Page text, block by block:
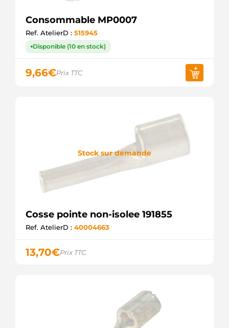
Consommable MP0007
Ref. AtelierD : 515945
Disponible (10 en stock)
9,66€Prix TTC
Stock sur demande
Cosse pointe non-isolee 191855
Ref. AtelierD : 40004663
13,70€Prix TTC